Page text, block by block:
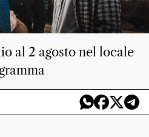
al 2 agosto nel locale